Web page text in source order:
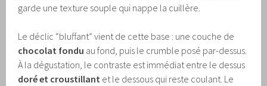
garde une texture souple qui nappe la cuillère.
Le déclic “bluffant” vient de cette base : une couche de
chocolat fondu au fond, puis le crumble posé par-dessus.
À la dégustation, le contraste est immédiat entre le dessus
doré et croustillant et le dessous qui reste coulant. Le